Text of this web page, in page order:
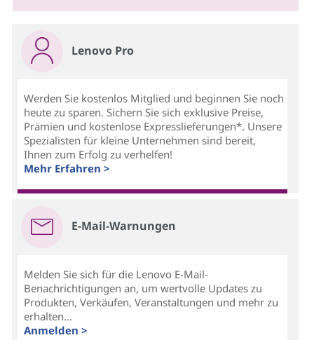
Lenovo Pro
Werden Sie kostenlos Mitglied und beginnen Sie noch
heute zu sparen. Sichern Sie sich exklusive Preise,
Prämien und kostenlose Expresslieferungen*. Unsere
Spezialisten für kleine Unternehmen sind bereit,
Ihnen zum Erfolg zu verhelfen!
Mehr Erfahren >
E-Mail-Warnungen
Melden Sie sich für die Lenovo E-Mail-
Benachrichtigungen an, um wertvolle Updates zu
Produkten, Verkäufen, Veranstaltungen und mehr zu
erhalten...
Anmelden >